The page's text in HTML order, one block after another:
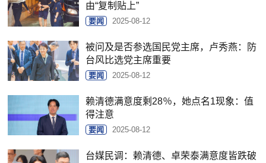
由“复制贴上”
要闻 2025-08-12
被问及是否参选国民党主席，卢秀燕：防
台风比选党主席重要
要闻 2025-08-12
赖清德满意度剩28％，她点名1现象：值
得注意
要闻 2025-08-12
台媒民调：赖清德、卓荣泰满意度皆跌破